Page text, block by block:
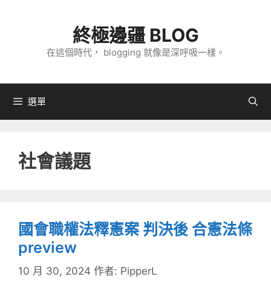
內
終極邊疆 BLOG
在這個時代， blogging 就像是深呼吸一樣。
選單
社會議題
國會職權法釋憲案 判決後 合憲法條
preview
10 月 30, 2024 作者: PipperL